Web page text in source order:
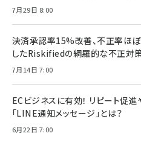
7月29日 8:00
決済承認率15%改善、不正率ほぼ
したRiskifiedの網羅的な不正対
7月14日 7:00
ECビジネスに有効！ リピート促
「LINE通知メッセージ」とは？
6月22日 7:00